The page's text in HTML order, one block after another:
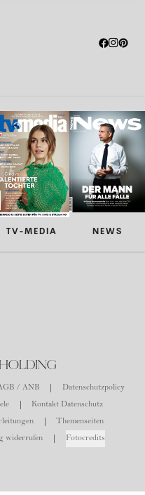
TV-MEDIA NEWS
/ ANB
Datenschutzpolicy
Kontakt Datenschutz
Themenseiten
widerrufen Fotocredits